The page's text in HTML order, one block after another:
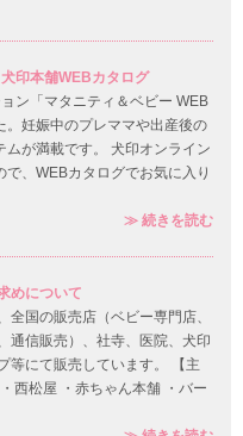
印本舗WEBカタログ
ン「マタニティ＆ベビー WEB
。妊娠中のプレママや出産後の
ムが満載です。 犬印オンライン
、WEBカタログでお気に入り
≫ 続きを読む
めについて
全国の販売店（ベビー専門店、
通信販売）、社寺、医院、犬印
等にて販売しています。 【主
西松屋 ・赤ちゃん本舗 ・バー